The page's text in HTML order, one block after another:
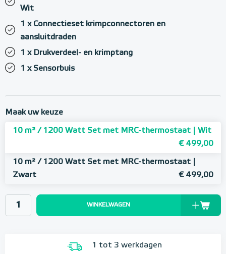
Wit
1 x Connectieset krimpconnectoren en
aansluitdraden
1 x Drukverdeel- en krimptang
1 x Sensorbuis
Maak uw keuze
10 m² / 1200 Watt Set met MRC-thermostaat | Wit
€ 499,00
10 m² / 1200 Watt Set met MRC-thermostaat |
Zwart
€ 499,00
WINKELWAGEN
1 tot 3 werkdagen